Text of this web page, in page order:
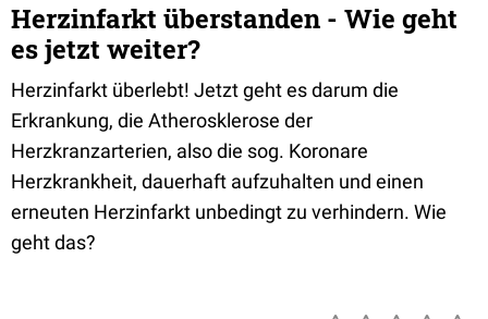
Herzinfarkt überstanden - Wie geht
es jetzt weiter?
Herzinfarkt überlebt! Jetzt geht es darum die
Erkrankung, die Atherosklerose der
Herzkranzarterien, also die sog. Koronare
Herzkrankheit, dauerhaft aufzuhalten und einen
erneuten Herzinfarkt unbedingt zu verhindern. Wie
geht das?